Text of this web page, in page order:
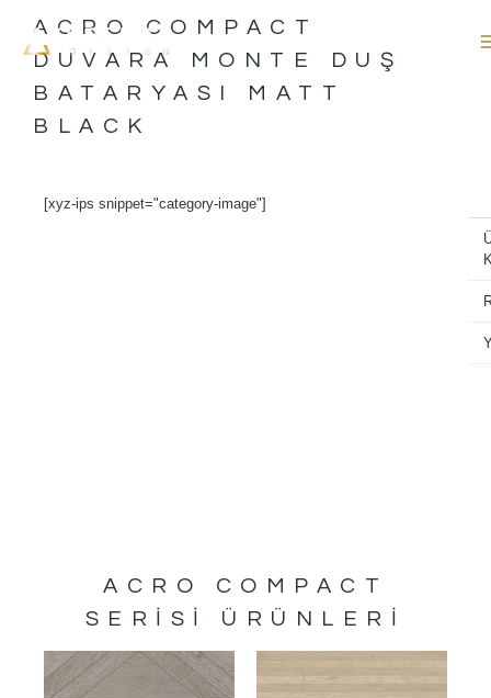
ACRO COMPACT
DUVARA MONTE DUŞ
BATARYASI MATT
BLACK
[xyz-ips snippet="category-image"]
ACRO COMPACT
SERISI ÜRÜNLERI